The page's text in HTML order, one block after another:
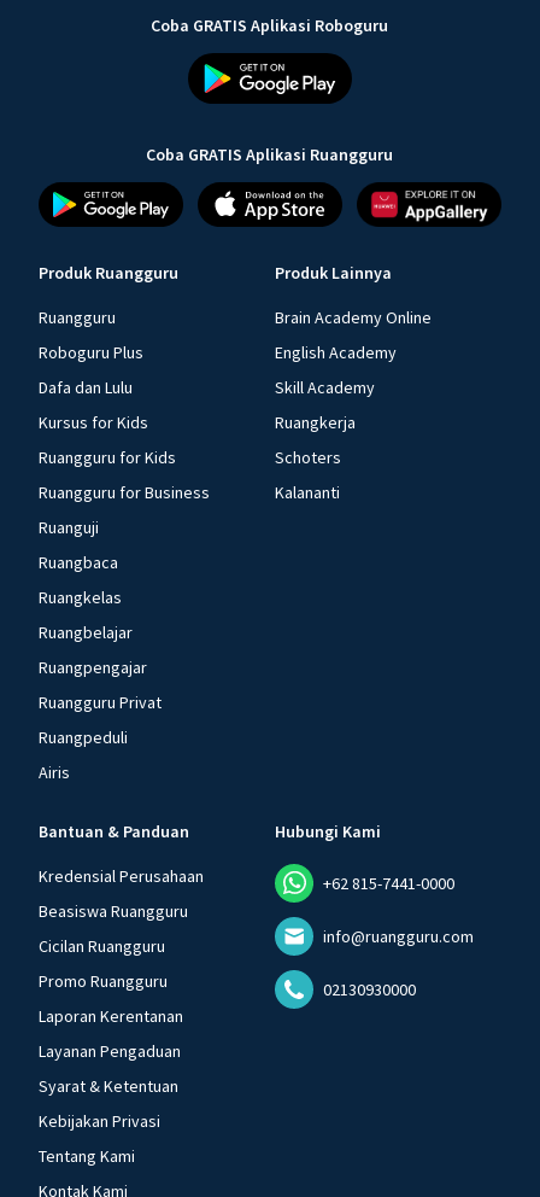
Coba GRATIS Aplikasi Roboguru
Coba GRATIS Aplikasi Ruangguru
Produk Ruangguru
Ruangguru
Roboguru Plus
Dafa dan Lulu
Kursus for Kids
Ruangguru for Kids
Ruangguru for Business
Ruanguji
Ruangbaca
Ruangkelas
Ruangbelajar
Ruangpengajar
Ruangguru Privat
Ruangpeduli
Airis
Produk Lainnya
Brain Academy Online
English Academy
Skill Academy
Ruangkerja
Schoters
Kalananti
Bantuan & Panduan
Kredensial Perusahaan
Beasiswa Ruangguru
Cicilan Ruangguru
Promo Ruangguru
Laporan Kerentanan
Layanan Pengaduan
Syarat & Ketentuan
Kebijakan Privasi
Tentang Kami
Kontak Kami
Hubungi Kami
+62 815-7441-0000
info@ruangguru.com
02130930000